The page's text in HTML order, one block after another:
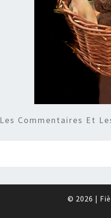
Les Commentaires Et
© 2026 |